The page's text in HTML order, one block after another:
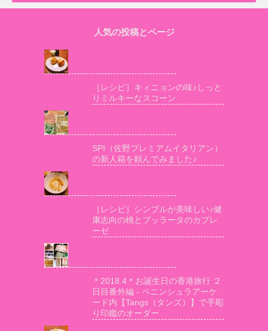
人気の投稿とページ
［レシピ］キィニョンの味♪しっと
りミルキーなスコーン
SPI（佐野プレミアムイタリアン）
の新人箱を頼んでみました♪
［レシピ］シンプルが美味しい♪健
康志向の桃とブッラータのカプレ
ーゼ
＊2018.4＊お誕生日の香港旅行 ２
日目番外編 - ペニンシュラアーケ
ード内【Tangs（タンズ）】で手彫
り印鑑のオーダー